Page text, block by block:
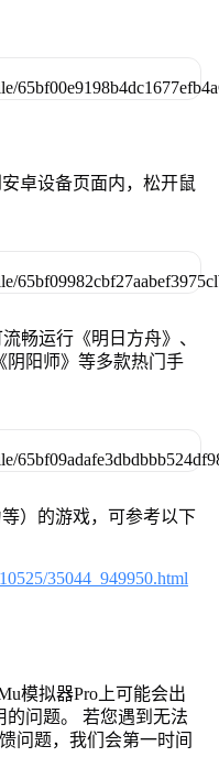
卓设备页面内，松开鼠
畅运行《明日方舟》、
阴阳师》等多款热门手
）的游戏，可参考以下
35044_949950.html
模拟器Pro上可能会出
问题。 若您遇到无法
问题，我们会第一时间